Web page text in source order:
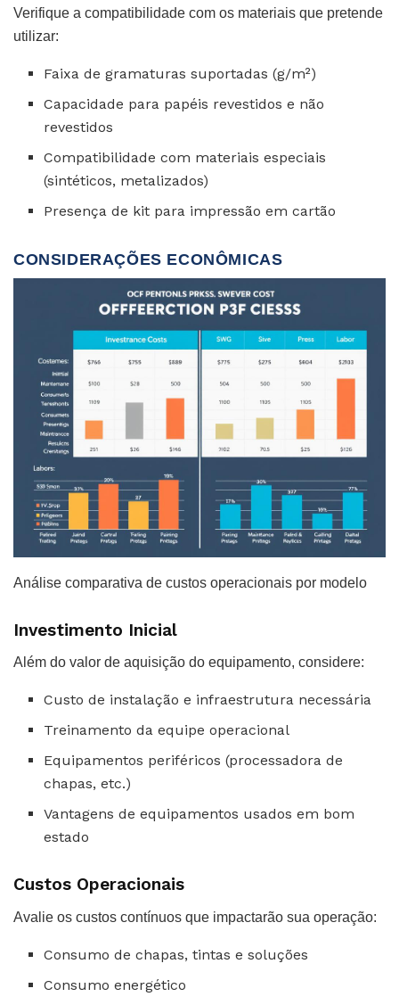
Verifique a compatibilidade com os materiais que pretende
utilizar:
Faixa de gramaturas suportadas (g/m²)
Capacidade para papéis revestidos e não
revestidos
Compatibilidade com materiais especiais
(sintéticos, metalizados)
Presença de kit para impressão em cartão
CONSIDERAÇÕES ECONÔMICAS
Análise comparativa de custos operacionais por modelo
Investimento Inicial
Além do valor de aquisição do equipamento, considere:
Custo de instalação e infraestrutura necessária
Treinamento da equipe operacional
Equipamentos periféricos (processadora de
chapas, etc.)
Vantagens de equipamentos usados em bom
estado
Custos Operacionais
Avalie os custos contínuos que impactarão sua operação:
Consumo de chapas, tintas e soluções
Consumo energético